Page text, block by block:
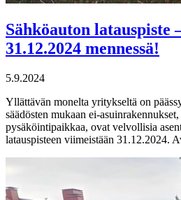
Sähköauton latauspiste
31.12.2024 mennessä!
5.9.2024
Yllättävän monelta yritykseltä on
säädösten mukaan ei-
pysäköintipaikkaa, ovat velvollisia
latauspisteen viimeistään 31.12.2024.